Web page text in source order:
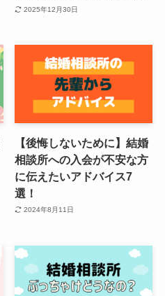
2025年12月30日
【後悔しないために】結婚
相談所への入会が不安な方
に伝えたいアドバイス7
選！
2024年8月11日